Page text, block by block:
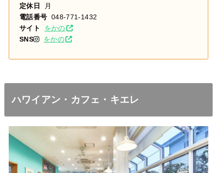
定休日
月
電話番号 048-771-1432
サイト
をかの
SNS
をかの
ハワイアン・カフェ・キエレ